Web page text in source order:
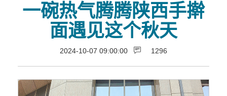
一碗热气腾腾陕西手擀
面遇见这个秋天
2024-10-07 09:00:00 1296